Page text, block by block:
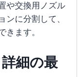
や交換用ノズル
ンに分割して、
きます。
細の最